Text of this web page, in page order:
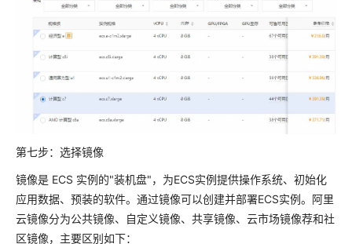
第七步：选择镜像
镜像是 ECS 实例的"装机盘"，为ECS实例提供操作系统、初始化
应用数据、预装的软件。通过镜像可以创建并部署ECS实例。阿里
云镜像分为公共镜像、自定义镜像、共享镜像、云市场镜像荐和社
区镜像，主要区别如下：